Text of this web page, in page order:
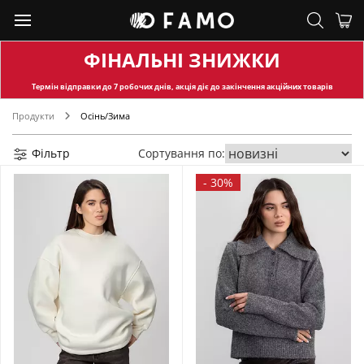
ФІНАЛЬНІ ЗНИЖКИ
Термін відправкидо 7 робочих днів, акція діє до закінчення акційних товарів
Продукти Осінь/Зима
Фільтр
Сортування по:
- 30%